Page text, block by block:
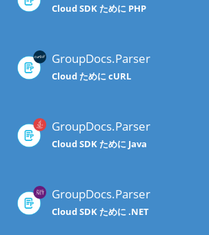
Cloud SDK ために PHP
GroupDocs.Parser
Cloud ために cURL
GroupDocs.Parser
Cloud SDK ために Java
GroupDocs.Parser
Cloud SDK ために .NET